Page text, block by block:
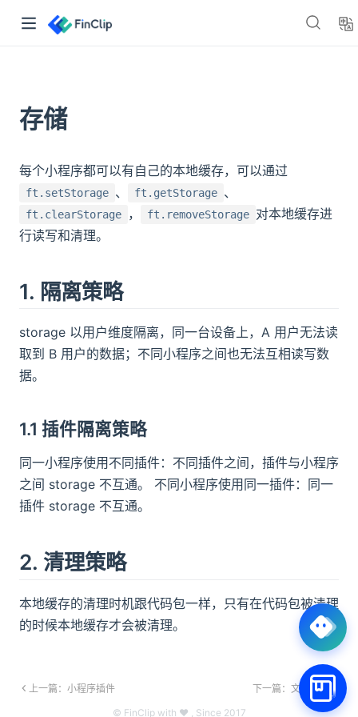
存储
每个小程序都可以有自己的本地缓存，可以通过
ft.setStorage 、 ft.getStorage 、
ft.clearStorage ， ft.removeStorage 对本地缓存进
行读写和清理。
1. 隔离策略
storage 以用户维度隔离，同一台设备上，A 用户无法读
取到 B 用户的数据；不同小程序之间也无法互相读写数
据。
1.1 插件隔离策略
同一小程序使用不同插件：不同插件之间，插件与小程序
之间 storage 不互通。 不同小程序使用同一插件：同一
插件 storage 不互通。
2. 清理策略
本地缓存的清理时机跟代码包一样，只有在代码包被清理
的时候本地缓存才会被清理。
上一篇：小程序插件
下一篇：文件系统
© FinClip with ❤ , Since 2017
「FinClip」是一套基于云原生框架设计的小程序容器。能够让任
查看产品文档
产品博客👈 了解产品更新与核心功能介绍
文档中心👈 查询 FinClip 小程序开发指南与
答疑
商务咨询热线
化部署事宜
0755-86967467
获取产品帮助
开发者社群
人工客服